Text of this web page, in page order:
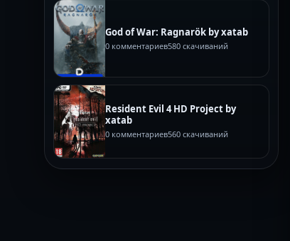
God of War: Ragnarök by xatab
0 комментариев580 скачиваний
Resident Evil 4 HD Project by
xatab
0 комментариев560 скачиваний